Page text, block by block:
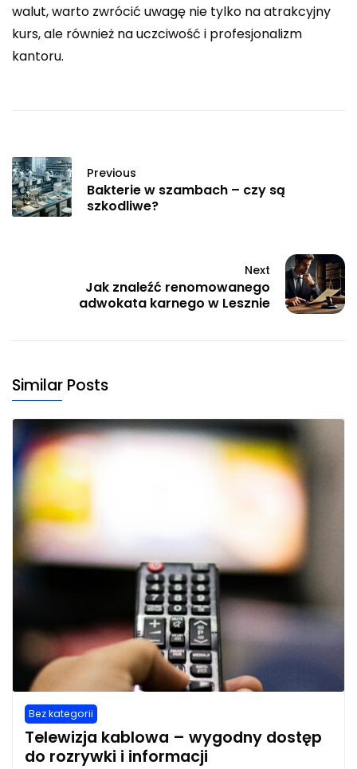
walut, warto zwrócić uwagę nie tylko na atrakcyjny
kurs, ale również na uczciwość i profesjonalizm
kantoru.
Previous
Bakterie w szambach – czy są
szkodliwe?
Next
Jak znaleźć renomowanego
adwokata karnego w Lesznie
Similar Posts
Bez kategorii
Telewizja kablowa – wygodny dostęp
do rozrywki i informacji